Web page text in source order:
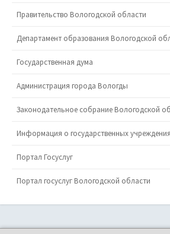
Правительство Вологодской области
Департамент образования Вологодской
Государственная дума
Администрация города Вологды
Законодательное собрание Вологодской
Информация о государственных
Портал Госуслуг
Портал госуслуг Вологодской области